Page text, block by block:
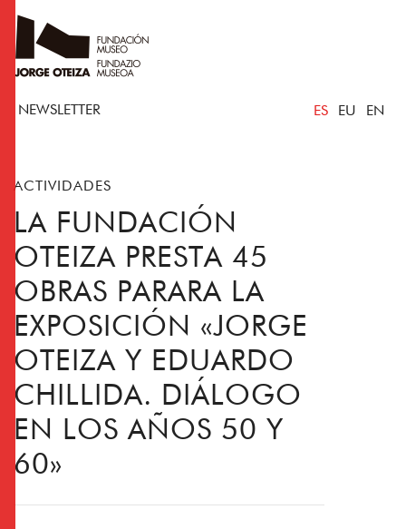
NEWSLETTER ES EU EN
ACTIVIDADES
LA FUNDACIÓN
OTEIZA PRESTA 45
OBRAS PARARA LA
EXPOSICIÓN «JORGE
OTEIZA Y EDUARDO
CHILLIDA. DIÁLOGO
EN LOS AÑOS 50 Y
60»